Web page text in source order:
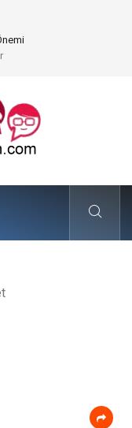
Bütçe Yönetimi